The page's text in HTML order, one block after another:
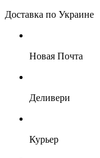
Доставка по Украине
Новая Почта
Деливери
Курьер